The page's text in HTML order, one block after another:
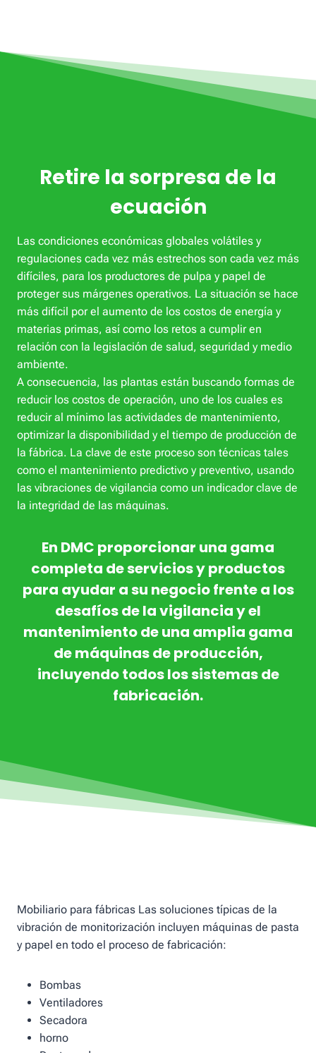
Retire la sorpresa de la
ecuación
Las condiciones económicas globales volátiles y
regulaciones cada vez más estrechos son cada vez más
difíciles, para los productores de pulpa y papel de
proteger sus márgenes operativos. La situación se hace
más difícil por el aumento de los costos de energía y
materias primas, así como los retos a cumplir en
relación con la legislación de salud, seguridad y medio
ambiente.
A consecuencia, las plantas están buscando formas de
reducir los costos de operación, uno de los cuales es
reducir al mínimo las actividades de mantenimiento,
optimizar la disponibilidad y el tiempo de producción de
la fábrica. La clave de este proceso son técnicas tales
como el mantenimiento predictivo y preventivo, usando
las vibraciones de vigilancia como un indicador clave de
la integridad de las máquinas.
En DMC proporcionar una gama
completa de servicios y productos
para ayudar a su negocio frente a los
desafíos de la vigilancia y el
mantenimiento de una amplia gama
de máquinas de producción,
incluyendo todos los sistemas de
fabricación.
Mobiliario para fábricas Las soluciones típicas de la
vibración de monitorización incluyen máquinas de pasta
y papel en todo el proceso de fabricación:
Bombas
Ventiladores
Secadora
horno